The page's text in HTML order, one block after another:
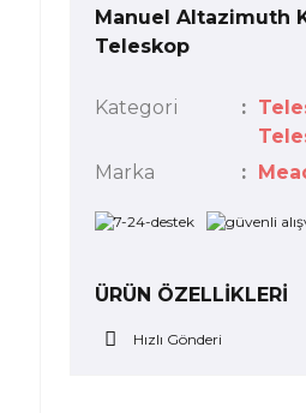
Manuel Altazimuth
Teleskop
Kategori
Marka
ÜRÜN ÖZELLİKLERİ
Hızlı Gönderi